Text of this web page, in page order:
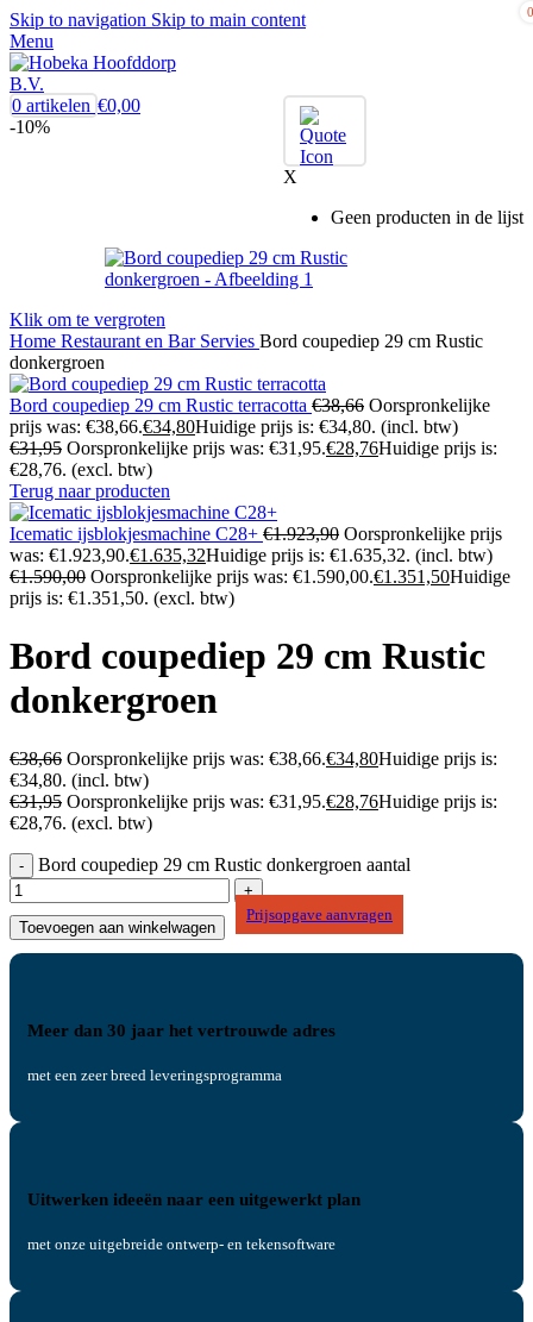
Skip to navigation Skip to main content
Menu
0
X
Geen producten in de lijst
0 artikelen €0,00
-10%
Klik om te vergroten
Home Restaurant en Bar Servies Bord coupediep 29 cm Rustic
donkergroen
Bord coupediep 29 cm Rustic terracotta €38,66 Oorspronkelijke
prijs was: €38,66.€34,80Huidige prijs is: €34,80. (incl. btw)
€31,95 Oorspronkelijke prijs was: €31,95.€28,76Huidige prijs is:
€28,76. (excl. btw)
Terug naar producten
Icematic ijsblokjesmachine C28+ €1.923,90 Oorspronkelijke prijs
was: €1.923,90.€1.635,32Huidige prijs is: €1.635,32. (incl. btw)
€1.590,00 Oorspronkelijke prijs was: €1.590,00.€1.351,50Huidige
prijs is: €1.351,50. (excl. btw)
Bord coupediep 29 cm Rustic
donkergroen
€38,66 Oorspronkelijke prijs was: €38,66.€34,80Huidige prijs is:
€34,80. (incl. btw)
€31,95 Oorspronkelijke prijs was: €31,95.€28,76Huidige prijs is:
€28,76. (excl. btw)
Bord coupediep 29 cm Rustic donkergroen aantal
Toevoegen aan winkelwagen
Prijsopgave aanvragen
Meer dan 30 jaar het vertrouwde adres
met een zeer breed leveringsprogramma
Uitwerken ideeën naar een uitgewerkt plan
met onze uitgebreide ontwerp- en tekensoftware